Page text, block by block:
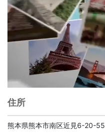
住所
熊本県熊本市南区近見6-20-55